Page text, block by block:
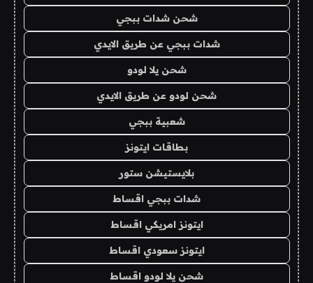
شحن شدات ببجي
شدات ببجي عن طريق الايدي
شحن يلا لودو
شحن لودو عن طريق الايدي
شعبية ببجي
بطاقات ايتونز
بلايستيشن ستور
شدات ببجي اقساط
ايتونز امريكي اقساط
ايتونز سعودي اقساط
شحن يلا لودو اقساط